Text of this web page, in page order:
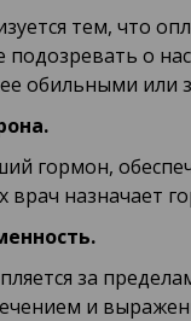
тем, что
о
обильными или
гормон,
врач
за
и